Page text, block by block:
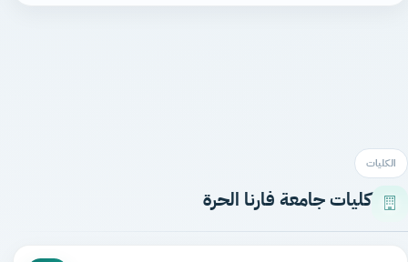
الكليات
كليات جامعة فارنا الحرة